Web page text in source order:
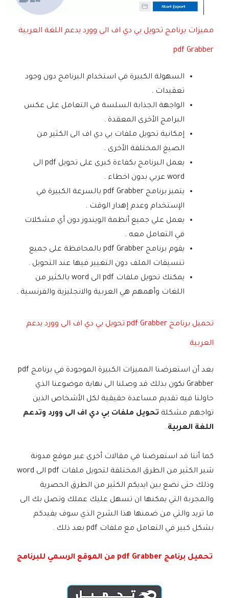
مميزات برنامج تحويل بي دي اف الى وورد يدعم اللغة العربية
pdf Grabber
السهولة الكبيرة في استخدام البرنامج دون وجود
تعقيدات .
الواجهة الجذابة السلسة في التعامل على عكس
البرامج الأخرى المعقدة .
إمكانية تحويل ملفات بي دي اف الى الكثير من
الصيغ المختلفة الأخرى .
يعمل البرنامج بكفاءة كبرى على تحويل pdf الى
word عربي بدون اخطاء .
يتميز برنامج pdf Grabber بالسرعة الكبيرة في
الإستخدام وعدم إهدار الوقت .
يعمل علي جميع أنظمة الويندوز دون أي مشكلات
في التعامل معه .
يقوم برنامج pdf Grabber بالمحافظة على جميع
تنسيقات الملف دون التغيير فيها عند التحويل .
يمكنك تحويل ملفات pdf الى word بالكثير من
اللغات وأهمهم هي العربية والانجليزية والفرنسية .
تحميل برنامج pdf Grabber تحويل بي دي اف الى وورد يدعم
العربية
بعد أن استعرضنا المميزات الكبيرة الموجودة في برنامج pdf
Grabber نكون بذلك قد وصلنا الى نهاية موضوعنا الذي
حاولنا فيه تقديم مساعدة حقيقية لكل الأشخاص الذين
تواجهم مشكلةتحويل ملفات بي دي اف الى وورد وتدعم
اللغة العربية.
كما أننا قد استعرضنا في مقالات أخرى عبر موقع مدونة
شير الكثير من الطرق المختلفة لتحويل ملفات pdf الى word
وذلك حتى نضع بين ايديكم الكثير من الطرق الحصرية
والمجربة التي يمكنها ان تسهل عليك عملك وتصل بك الى
ما تريد والتي من ضمنها هذا الشرح الذي سوف يفيدكم
بشكل كبير في التعامل مع ملفات pdf بعد ذلك .
تحميل برنامج pdf Grabber من الموقع الرسمي للبرنامج